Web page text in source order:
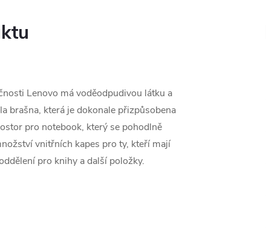
Lenovo má voděodpudivou látku a
brašna, která je dokonale přizpůsobena
pro notebook, který se pohodlně
vnitřních kapes pro ty, kteří mají
pro knihy a další položky.